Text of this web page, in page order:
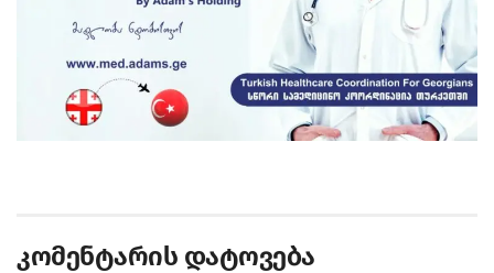
კომენტარის დატოვება